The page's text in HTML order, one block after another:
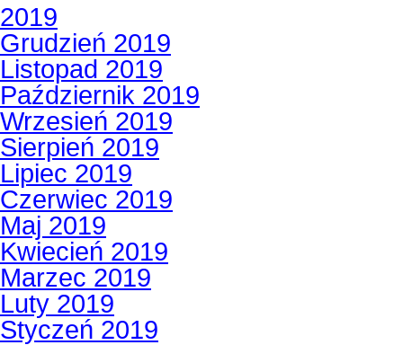
2019
Grudzień 2019
Listopad 2019
Październik 2019
Wrzesień 2019
Sierpień 2019
Lipiec 2019
Czerwiec 2019
Maj 2019
Kwiecień 2019
Marzec 2019
Luty 2019
Styczeń 2019